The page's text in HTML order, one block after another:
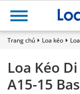
Trang chủ Loa kéo
Loa Kéo
A15-15